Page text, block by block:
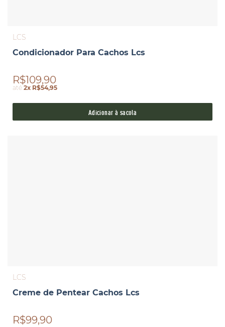
LCS
Condicionador Para Cachos Lcs
R$109,90
até2x R$54,95
Adicionar à sacola
LCS
Creme de Pentear Cachos Lcs
R$99,90